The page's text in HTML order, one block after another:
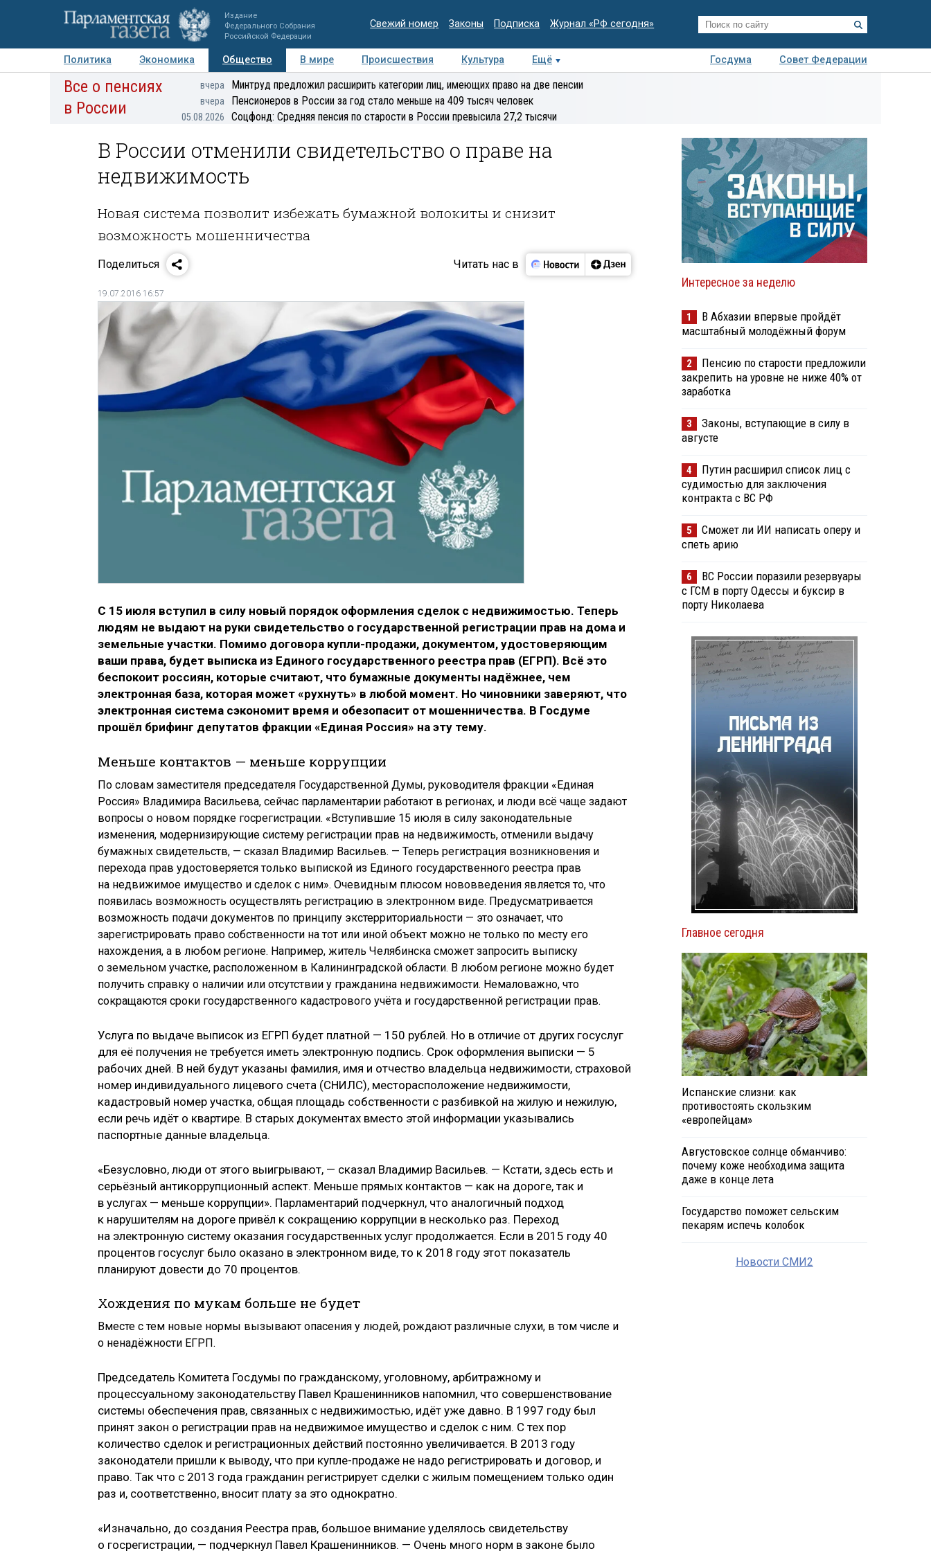
Издание
Федерального Собрания
Российской Федерации
Свежий номер Законы Подписка Журнал «РФ сегодня»
Политика Экономика Общество В мире Происшествия Культура Ещё Госдума
Совет Федерации
Авторы Персоны Мнения Регионы Медиацентр Интервью Колумнисты
Деловая
Все о пенсиях
в России
вчера Минтруд предложил расширить категории лиц, имеющих право на две пенсии
вчера Пенсионеров в России за год стало меньше на 409 тысяч человек
05.08.2026 Соцфонд: Средняя пенсия по старости в России превысила 27,2 тысячи
В России отменили свидетельство о праве на
недвижимость
Новая система позволит избежать бумажной волокиты и снизит
возможность мошенничества
Поделиться Читать нас в
19.07.2016 16:57
С 15 июля вступил в силу новый порядок оформления сделок с недвижимостью. Теперь
людям не выдают на руки свидетельство о государственной регистрации прав на дома и
земельные участки. Помимо договора купли-продажи, документом, удостоверяющим
ваши права, будет выписка из Единого государственного реестра прав (ЕГРП). Всё это
беспокоит россиян, которые считают, что бумажные документы надёжнее, чем
электронная база, которая может «рухнуть» в любой момент. Но чиновники заверяют, что
электронная система сэкономит время и обезопасит от мошенничества. В Госдуме
прошёл брифинг депутатов фракции «Единая Россия» на эту тему.
Меньше контактов — меньше коррупции
По словам заместителя председателя Государственной Думы, руководителя фракции «Единая
Россия» Владимира Васильева, сейчас парламентарии работают в регионах, и люди всё чаще задают
вопросы о новом порядке госрегистрации. «Вступившие 15 июля в силу законодательные
изменения, модернизирующие систему регистрации прав на недвижимость, отменили выдачу
бумажных свидетельств, — сказал Владимир Васильев. — Теперь регистрация возникновения и
перехода прав удостоверяется только выпиской из Единого государственного реестра прав
на недвижимое имущество и сделок с ним». Очевидным плюсом нововведения является то, что
появилась возможность осуществлять регистрацию в электронном виде. Предусматривается
возможность подачи документов по принципу экстерриториальности — это означает, что
зарегистрировать право собственности на тот или иной объект можно не только по месту его
нахождения, а в любом регионе. Например, житель Челябинска сможет запросить выписку
о земельном участке, расположенном в Калининградской области. В любом регионе можно будет
получить справку о наличии или отсутствии у гражданина недвижимости. Немаловажно, что
сокращаются сроки государственного кадастрового учёта и государственной регистрации прав.
Услуга по выдаче выписок из ЕГРП будет платной — 150 рублей. Но в отличие от других госуслуг
для её получения не требуется иметь электронную подпись. Срок оформления выписки — 5
рабочих дней. В ней будут указаны фамилия, имя и отчество владельца недвижимости, страховой
номер индивидуального лицевого счета (СНИЛС), месторасположение недвижимости,
кадастровый номер участка, общая площадь собственности с разбивкой на жилую и нежилую,
если речь идёт о квартире. В старых документах вместо этой информации указывались
паспортные данные владельца.
«Безусловно, люди от этого выигрывают, — сказал Владимир Васильев. — Кстати, здесь есть и
серьёзный антикоррупционный аспект. Меньше прямых контактов — как на дороге, так и
в услугах — меньше коррупции». Парламентарий подчеркнул, что аналогичный подход
к нарушителям на дороге привёл к сокращению коррупции в несколько раз. Переход
на электронную систему оказания государственных услуг продолжается. Если в 2015 году 40
процентов госуслуг было оказано в электронном виде, то к 2018 году этот показатель
планируют довести до 70 процентов.
Хождения по мукам больше не будет
Вместе с тем новые нормы вызывают опасения у людей, рождают различные слухи, в том числе и
о ненадёжности ЕГРП.
Председатель Комитета Госдумы по гражданскому, уголовному, арбитражному и
процессуальному законодательству Павел Крашенинников напомнил, что совершенствование
системы обеспечения прав, связанных с недвижимостью, идёт уже давно. В 1997 году был
принят закон о регистрации прав на недвижимое имущество и сделок с ним. С тех пор
количество сделок и регистрационных действий постоянно увеличивается. В 2013 году
законодатели пришли к выводу, что при купле-продаже не надо регистрировать и договор, и
право. Так что с 2013 года гражданин регистрирует сделки с жилым помещением только один
раз и, соответственно, вносит плату за это однократно.
«Изначально, до создания Реестра прав, большое внимание уделялось свидетельству
о госрегистрации, — подчеркнул Павел Крашенинников. — Очень много норм в законе было
Интересное за неделю
1
В Абхазии впервые пройдёт
масштабный молодёжный форум
2
Пенсию по старости предложили
закрепить на уровне не ниже 40% от
заработка
3
Законы, вступающие в силу в
августе
4
Путин расширил список лиц с
судимостью для заключения
контракта с ВС РФ
5
Сможет ли ИИ написать оперу и
спеть арию
6
ВС России поразили резервуары
с ГСМ в порту Одессы и буксир в
порту Николаева
Главное сегодня
Испанские слизни: как
противостоять скользким
«европейцам»
Августовское солнце обманчиво:
почему коже необходима защита
даже в конце лета
Государство поможет сельским
пекарям испечь колобок
Новости СМИ2